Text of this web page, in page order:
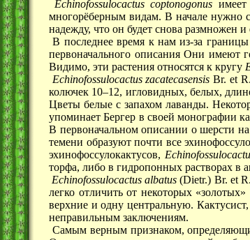
Echinofossulocactus coptonogonus
многорëберным видам. В начале нужно
надежду, что он будет снова размножен
В последнее время к нам из-за
первоначального описания Они имеют
Видимо, эти растения относятся к кругу
Echinofossulocactus zacatecasensis Br. et R.
колючек 10–12, игловидных, белых,
Цветы белые с запахом лаванды.
упоминает Бергер в своей монографии
В первоначальном описании о шерсти
темени образуют почти все
эхинофоссулокактусов,
торфа, либо в гидропонных растворах в
Echinofossulocactus albatus (Dietr.) Br. et R.
легко отличить от некоторых
верхние и одну центральную.
неправильным заключениям.
Самым верным признаком,